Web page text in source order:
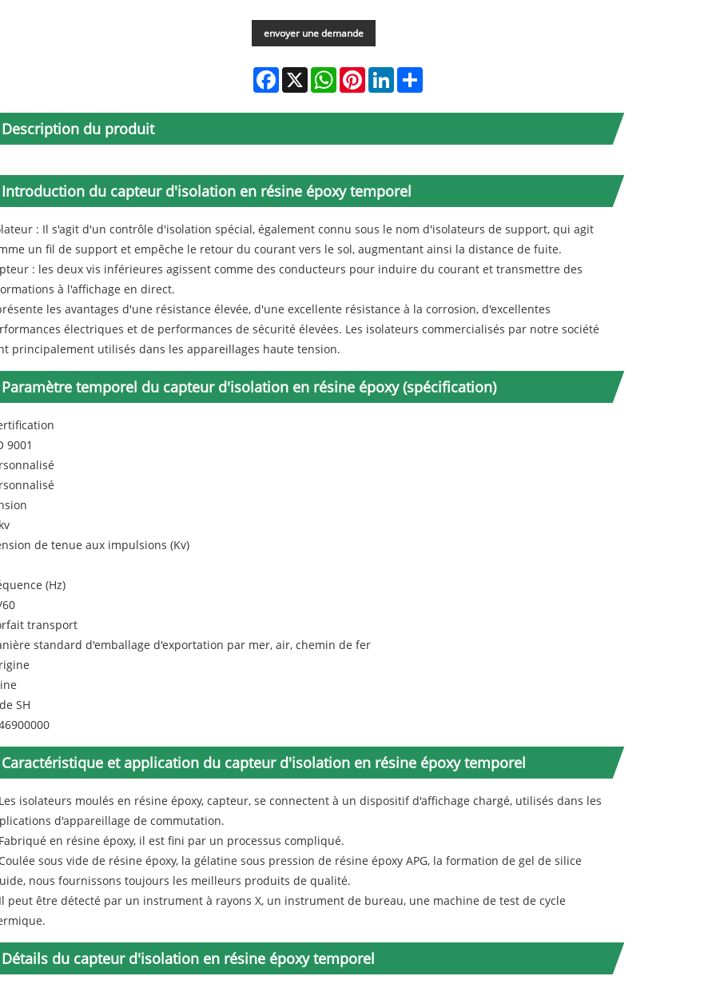
envoyer une demande
Facebook
X WhatsAppPinterestLinkedInShare
Description du produit
Introduction du capteur d'isolation en résine époxy temporel
: Il s'agit d'un contrôle d'isolation spécial, également connu sous le nom d'isolateurs de support, qui agit
un fil de support et empêche le retour du courant vers le sol, augmentant ainsi la distance de fuite.
: les deux vis inférieures agissent comme des conducteurs pour induire du courant et transmettre des
à l'affichage en direct.
les avantages d'une résistance élevée, d'une excellente résistance à la corrosion, d'excellentes
électriques et de performances de sécurité élevées. Les isolateurs commercialisés par notre société
principalement utilisés dans les appareillages haute tension.
Paramètre temporel du capteur d'isolation en résine époxy (spécification)
9001
de tenue aux impulsions (Kv)
(Hz)
transport
standard d'emballage d'exportation par mer, air, chemin de fer
SH
Caractéristique et application du capteur d'isolation en résine époxy temporel
isolateurs moulés en résine époxy, capteur, se connectent à un dispositif d'affichage chargé, utilisés dans les
d'appareillage de commutation.
en résine époxy, il est fini par un processus compliqué.
sous vide de résine époxy, la gélatine sous pression de résine époxy APG, la formation de gel de silice
nous fournissons toujours les meilleurs produits de qualité.
peut être détecté par un instrument à rayons X, un instrument de bureau, une machine de test de cycle
Détails du capteur d'isolation en résine époxy temporel